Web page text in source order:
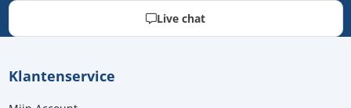
Live chat
Klantenservice